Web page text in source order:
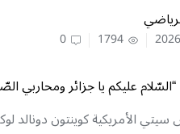
1794
0
الأمريكية كوينتون دونالد